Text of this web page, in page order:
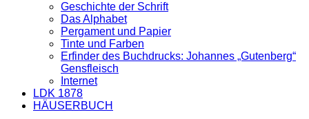
Geschichte der Schrift
Das Alphabet
Pergament und Papier
Tinte und Farben
Erfinder des Buchdrucks: Johannes „Gutenberg“
Gensfleisch
Internet
LDK 1878
HÄUSERBUCH